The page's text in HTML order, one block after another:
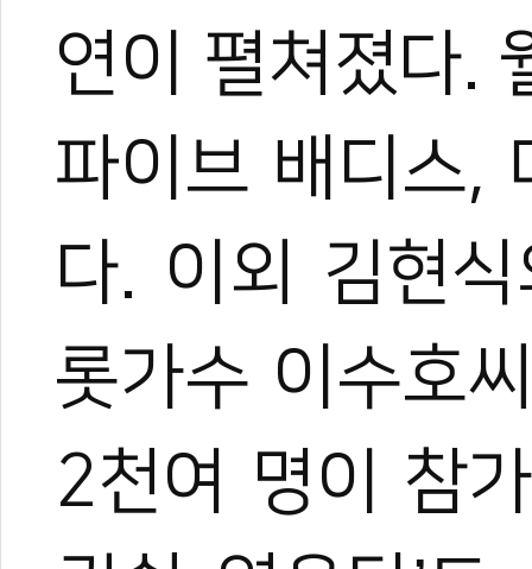
연이 펼쳐졌다.
파이브 배디스,
다. 이외 김현
롯가수 이수호
2천여 명이 참